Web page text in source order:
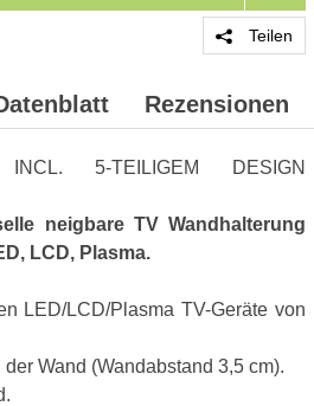
Teilen
Rezensionen
INCL. 5-TEILIGEM DESIGN
neigbare TV Wandhalterung
LCD, Plasma.
LED/LCD/Plasma TV-Geräte von
Wand (Wandabstand 3,5 cm).